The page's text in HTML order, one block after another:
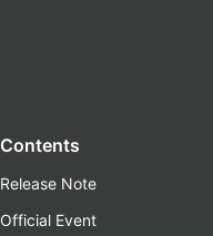
Contents
Release Note
Official Event